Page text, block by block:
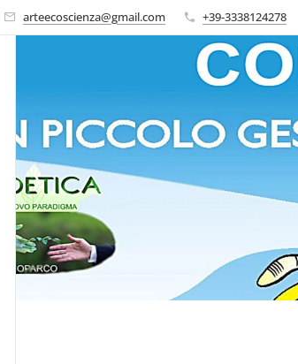
arteecoscienza@gmail.com +39-3338124278